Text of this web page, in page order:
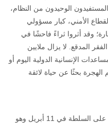
الوحيدون من النظام،
الأمني، كبار مسؤولي
وقد أثروا ثراءً فاحشًا في
المدقع. لا يزال ملايين
الإنسانية الدولية اليوم أو
منذ استيلاء المجلس العسكري الانتقالي على السلطة في 11 أبريل وهو